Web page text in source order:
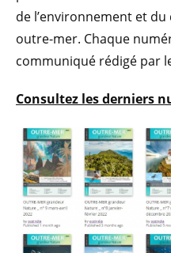
de l’environnement et
outre-mer. Chaque
communiqué rédigé par
Consultez les derniers